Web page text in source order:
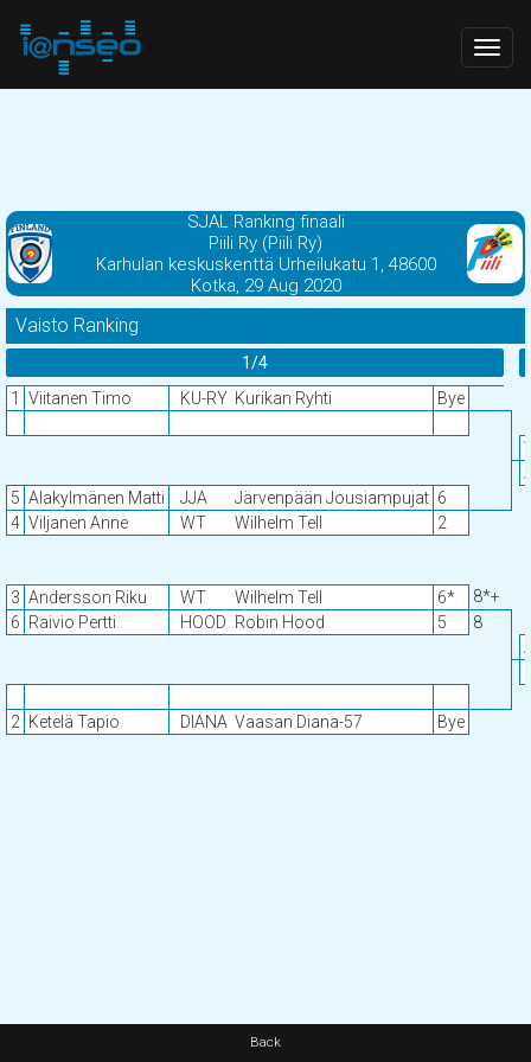
SJAL Ranking finaali
Piili Ry (Piili Ry)
Karhulan keskuskenttä Urheilukatu 1, 48600
Kotka, 29 Aug 2020
Vaisto Ranking
1/4
1
Viitanen Timo KU-RY Kurikan Ryhti Bye
5 Alakylmänen Matti JJA Järvenpään Jousiampujat 6
4 Viljanen Anne WT Wilhelm Tell 2
3 Andersson Riku WT Wilhelm Tell 6*
8*+
6 Raivio Pertti HOOD Robin Hood 5
8
2 Ketelä Tapio DIANA Vaasan Diana-57 Bye
Back